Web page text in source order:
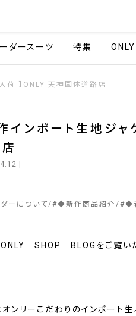
ダースーツ 特集 ONLY
荷 】ONLY 天神国体道路店
作インポート生地ジ
ーについて #◆新作商品紹介 #◆
SHOP BLOGをご覧いた
ンリーこだわりのインポート